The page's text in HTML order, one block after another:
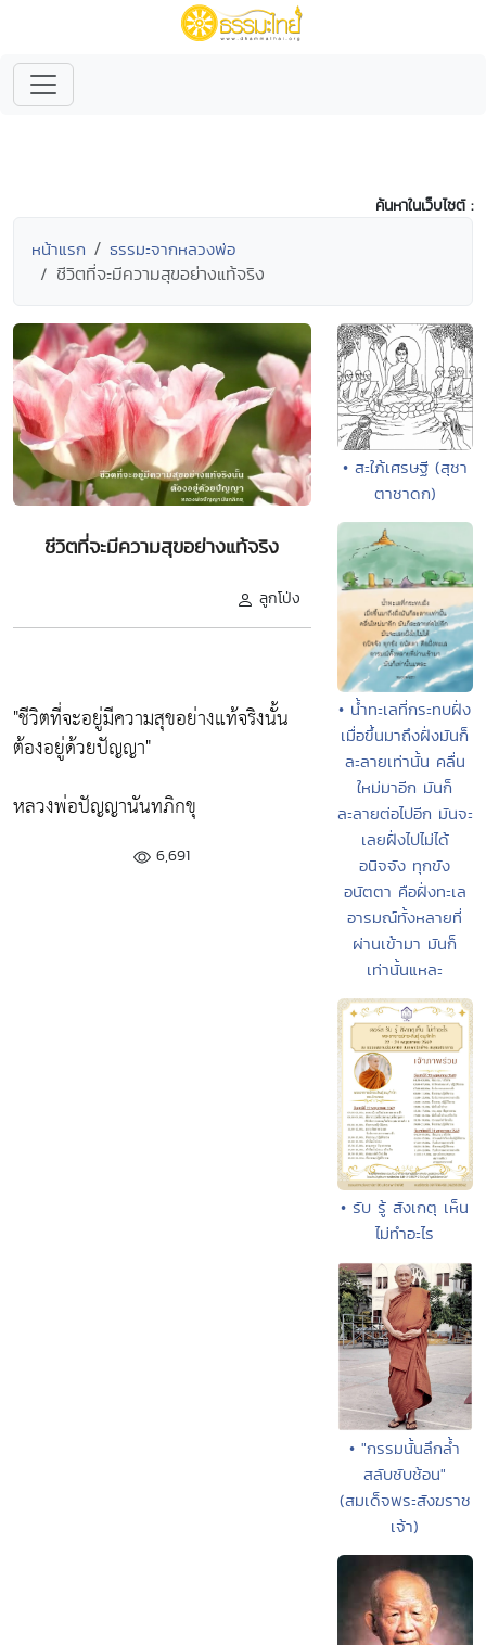
ค้นหาในเว็บไซต์ :
หน้าแรก ธรรมะจากหลวงพ่อ
ชีวิตที่จะมีความสุขอย่างแท้จริง
ชีวิตที่จะมีความสุขอย่างแท้จริง
ลูกโป่ง
"ชีวิตที่จะอยู่มีความสุขอย่างแท้จริงนั้น
ต้องอยู่ด้วยปัญญา"
หลวงพ่อปัญญานันทภิกขุ
6,691
• สะใภ้เศรษฐี (สุชา
ตาชาดก)
• น้ำทะเลที่กระทบฝั่ง
เมื่อขึ้นมาถึงฝั่งมันก็
ละลายเท่านั้น คลื่น
ใหม่มาอีก มันก็
ละลายต่อไปอีก มันจะ
เลยฝั่งไปไม่ได้
อนิจจัง ทุกขัง
อนัตตา คือฝั่งทะเล
อารมณ์ทั้งหลายที่
ผ่านเข้ามา มันก็
เท่านั้นแหละ
• รับ รู้ สังเกตุ เห็น
ไม่ทำอะไร
• "กรรมนั้นลึกลํ้า
สลับซับช้อน"
(สมเด็จพระสังฆราช
เจ้า)